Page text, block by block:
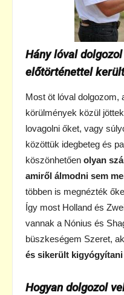
Hány lóval
előtörténettel
Most öt lóval dolgozom,
körülmények közül
lovagolni őket, vagy
közöttük idegbeteg és
köszönhetően olyan
amiről álmodni sem
többen is megnézték
Így most Holland és
vannak a Nónius és
büszkeségem Szeret,
és sikerült
Hogyan dolgozol